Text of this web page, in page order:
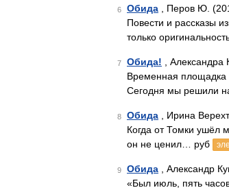
6 Обида , Перов Ю.
Повести и рассказы
только
7 Обида! , Александра
Временная площадка
Сегодня мы решили
8 Обида , Ирина
Когда от Томки ушёл
он не ценил… руб
9 Обида , Александр
«Был июль, пять